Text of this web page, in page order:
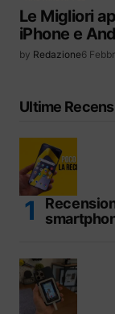
Le Migliori
iPhone e
by Redazione6
Ultime